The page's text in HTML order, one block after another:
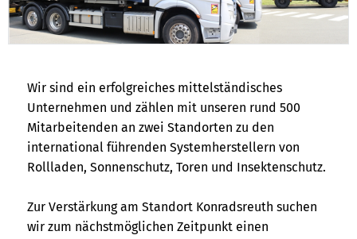
Wir sind ein erfolgreiches mittelständisches
Unternehmen und zählen mit unseren rund 500
Mitarbeitenden an zwei Standorten zu den
international führenden Systemherstellern von
Rollladen, Sonnenschutz, Toren und Insektenschutz.
Zur Verstärkung am Standort Konradsreuth suchen
wir zum nächstmöglichen Zeitpunkt einen